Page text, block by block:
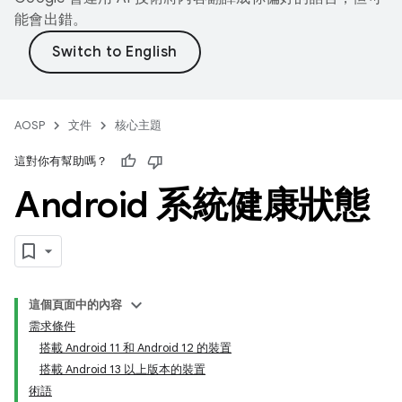
能會出錯。
AOSP 文件 核心主題
這對你有幫助嗎？
Android 系統健康狀態
這個頁面中的內容
需求條件
搭載 Android 11 和 Android 12 的裝置
搭載 Android 13 以上版本的裝置
術語